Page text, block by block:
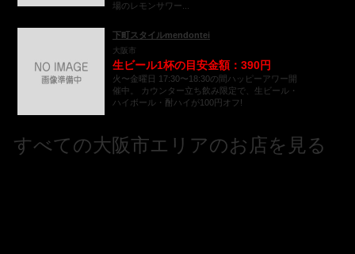
場のレモンサワー...
下町スタイルmendontei
大阪市
生ビール1杯の目安金額：390円
火〜金曜日 17:30〜18:30の間ハッピーアワー開
催中。 カウンター立ち飲み限定で、生ビール・
ハイボール・酎ハイが100円オフ!
すべての大阪市エリアのお店を見る